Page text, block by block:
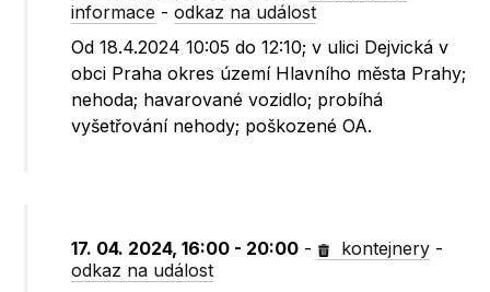
informace -odkaz na událost
Od 18.4.2024 10:05 do 12:10; v ulici Dejvická v
obci Praha okres území Hlavního města Prahy;
nehoda; havarované vozidlo; probíhá
vyšetřování nehody; poškozené OA.
17. 04. 2024, 16:00 - 20:00 - kontejnery -
odkaz na událost